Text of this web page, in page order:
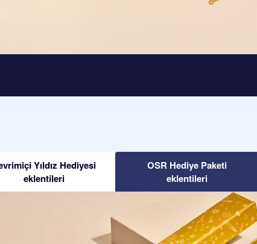
Yıldız Hediyesi
eklentileri
OSR Hediye Paketi
eklentileri